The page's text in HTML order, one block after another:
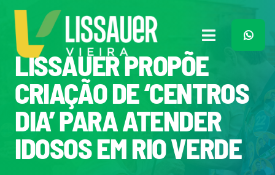
para
conteúdo
Toggle
Navigation
Home
Plano de Governo
Meu Trabalho
LISSAUER PROPÕE
CRIAÇÃO DE ‘CENTROS
DIA’ PARA ATENDER
IDOSOS EM RIO VERDE